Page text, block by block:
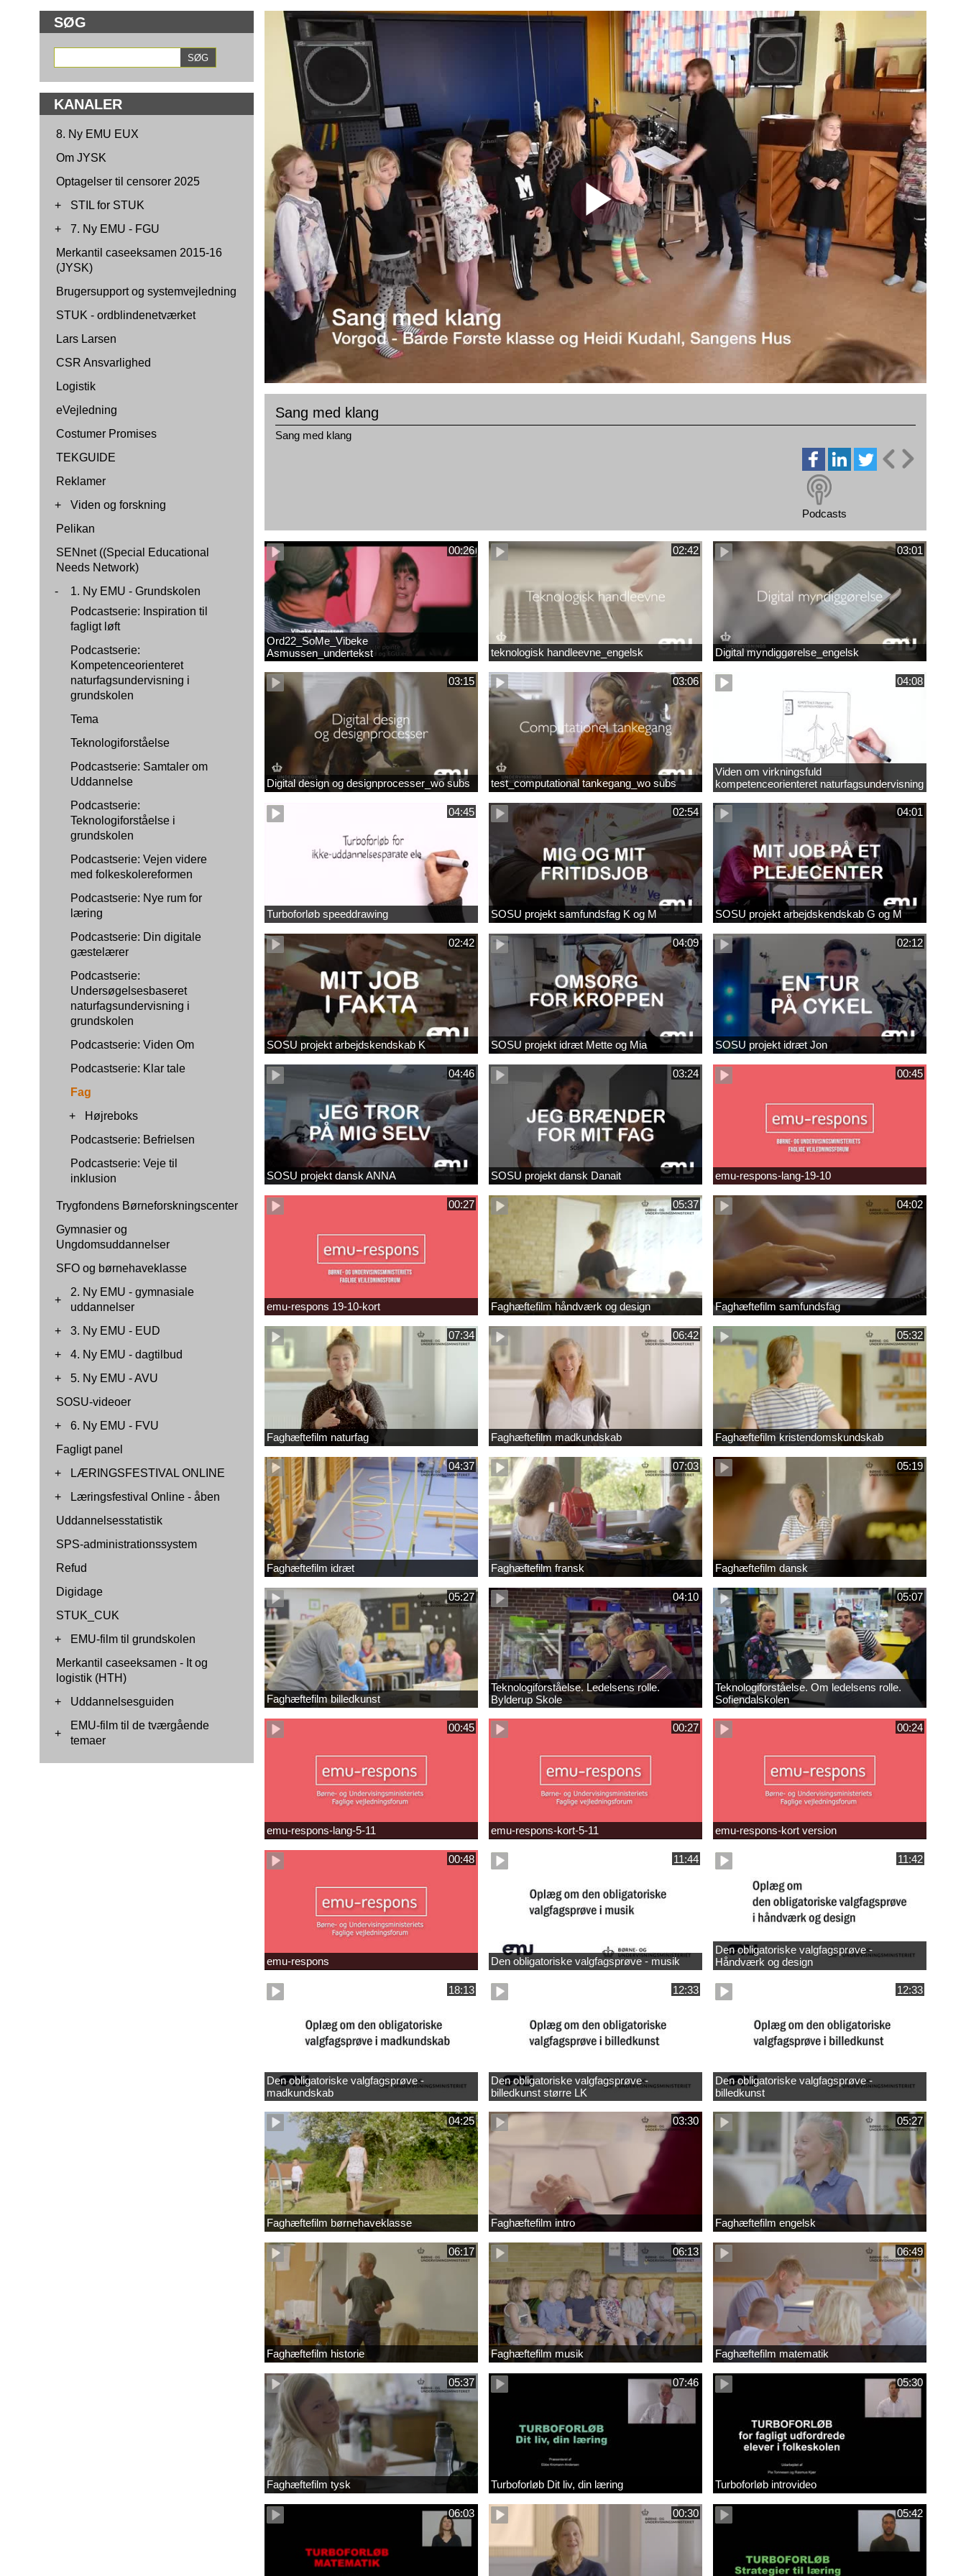
SØG
KANALER
8. Ny EMU EUX
Om JYSK
Optagelser til censorer 2025
+
STIL for STUK
+
7. Ny EMU - FGU
Merkantil caseeksamen 2015-16
(JYSK)
Brugersupport og systemvejledning
STUK - ordblindenetværket
Lars Larsen
CSR Ansvarlighed
Logistik
eVejledning
Costumer Promises
TEKGUIDE
Reklamer
+
Viden og forskning
Pelikan
SENnet ((Special Educational
Needs Network)
-
1. Ny EMU - Grundskolen
Podcastserie: Inspiration til
fagligt løft
Podcastserie:
Kompetenceorienteret
naturfagsundervisning i
grundskolen
Tema
Teknologiforståelse
Podcastserie: Samtaler om
Uddannelse
Podcastserie:
Teknologiforståelse i
grundskolen
Podcastserie: Vejen videre
med folkeskolereformen
Podcastserie: Nye rum for
læring
Podcastserie: Din digitale
gæstelærer
Podcastserie:
Undersøgelsesbaseret
naturfagsundervisning i
grundskolen
Podcastserie: Viden Om
Podcastserie: Klar tale
Fag
+
Højreboks
Podcastserie: Befrielsen
Podcastserie: Veje til
inklusion
Trygfondens Børneforskningscenter
Gymnasier og
Ungdomsuddannelser
SFO og børnehaveklasse
+
2. Ny EMU - gymnasiale
uddannelser
+
3. Ny EMU - EUD
+
4. Ny EMU - dagtilbud
+
5. Ny EMU - AVU
SOSU-videoer
+
6. Ny EMU - FVU
Fagligt panel
+
LÆRINGSFESTIVAL ONLINE
+
Læringsfestival Online - åben
Uddannelsesstatistik
SPS-administrationssystem
Refud
Digidage
STUK_CUK
+
EMU-film til grundskolen
Merkantil caseeksamen - It og
logistik (HTH)
+
Uddannelsesguiden
+
EMU-film til de tværgående
temaer
Sang med klang
Sang med klang
Podcasts
00:26
Ord22_SoMe_Vibeke
Asmussen_undertekst
02:42
teknologisk handleevne_engelsk
03:01
Digital myndiggørelse_engelsk
03:15
Digital design og designprocesser_wo subs
03:06
test_computational tankegang_wo subs
04:08
Viden om virkningsfuld
kompetenceorienteret naturfagsundervisning
04:45
Turboforløb speeddrawing
02:54
SOSU projekt samfundsfag K og M
04:01
SOSU projekt arbejdskendskab G og M
02:42
SOSU projekt arbejdskendskab K
04:09
SOSU projekt idræt Mette og Mia
02:12
SOSU projekt idræt Jon
04:46
SOSU projekt dansk ANNA
03:24
SOSU projekt dansk Danait
00:45
emu-respons-lang-19-10
00:27
emu-respons 19-10-kort
05:37
Faghæftefilm håndværk og design
04:02
Faghæftefilm samfundsfag
07:34
Faghæftefilm naturfag
06:42
Faghæftefilm madkundskab
05:32
Faghæftefilm kristendomskundskab
04:37
Faghæftefilm idræt
07:03
Faghæftefilm fransk
05:19
Faghæftefilm dansk
05:27
Faghæftefilm billedkunst
04:10
Teknologiforståelse. Ledelsens rolle.
Bylderup Skole
05:07
Teknologiforståelse. Om ledelsens rolle.
Sofiendalskolen
00:45
emu-respons-lang-5-11
00:27
emu-respons-kort-5-11
00:24
emu-respons-kort version
00:48
emu-respons
11:44
Den obligatoriske valgfagsprøve - musik
11:42
Den obligatoriske valgfagsprøve -
Håndværk og design
18:13
Den obligatoriske valgfagsprøve -
madkundskab
12:33
Den obligatoriske valgfagsprøve -
billedkunst større LK
12:33
Den obligatoriske valgfagsprøve -
billedkunst
04:25
Faghæftefilm børnehaveklasse
03:30
Faghæftefilm intro
05:27
Faghæftefilm engelsk
06:17
Faghæftefilm historie
06:13
Faghæftefilm musik
06:49
Faghæftefilm matematik
05:37
Faghæftefilm tysk
07:46
Turboforløb Dit liv, din læring
05:30
Turboforløb introvideo
06:03 00:30 05:42